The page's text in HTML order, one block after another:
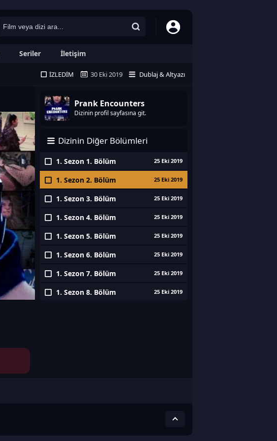
Seriler İletişim
İZLEDIM 30 Eki 2019 Dublaj & Altyazı
Prank Encounters
Dizinin profil sayfasına git.
Dizinin Diğer Bölümleri
1. Sezon 1. Bölüm 25 Eki 2019
1. Sezon 2. Bölüm 25 Eki 2019
1. Sezon 3. Bölüm 25 Eki 2019
1. Sezon 4. Bölüm 25 Eki 2019
1. Sezon 5. Bölüm 25 Eki 2019
1. Sezon 6. Bölüm 25 Eki 2019
1. Sezon 7. Bölüm 25 Eki 2019
1. Sezon 8. Bölüm 25 Eki 2019